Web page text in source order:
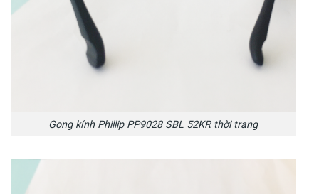
Gọng kính Phillip PP9028 SBL 52KR thời trang